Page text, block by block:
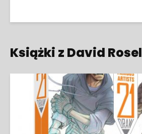
Książki z David Rosel